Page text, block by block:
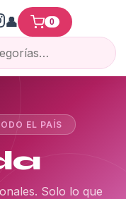
0
EL PAÍS
Solo lo que